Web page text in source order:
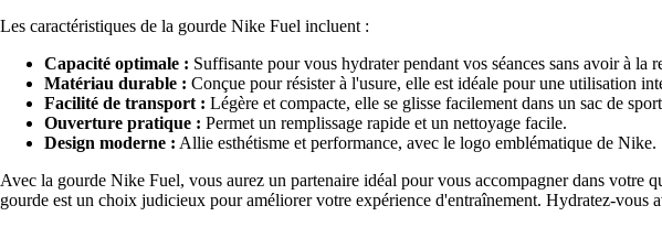
Les caractéristiques de la gourde Nike Fuel incluent :
Capacité optimale : Suffisante pour vous hydrater pendant vos séances sans avoir à la
Matériau durable : Conçue pour résister à l'usure, elle est idéale pour une utilisation
Facilité de transport : Légère et compacte, elle se glisse facilement dans un sac de
Ouverture pratique : Permet un remplissage rapide et un nettoyage facile.
Design moderne : Allie esthétisme et performance, avec le logo emblématique de Nike.
Avec la gourde Nike Fuel, vous aurez un partenaire idéal pour vous accompagner dans votre
gourde est un choix judicieux pour améliorer votre expérience d'entraînement. Hydratez-vous